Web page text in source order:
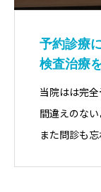
予約診療
検査治療
当院はは完
間違えのな
また問診も